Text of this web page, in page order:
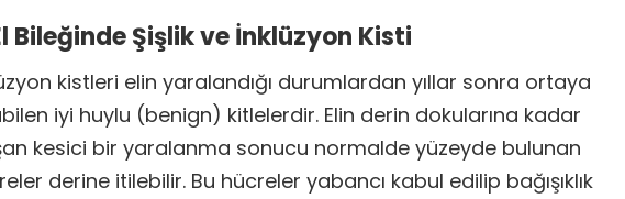
Bileğinde Şişlik ve İnklüzyon Kisti
kistleri elin yaralandığı durumlardan yıllar sonra ortaya
iyi huylu (benign) kitlelerdir. Elin derin dokularına kadar
kesici bir yaralanma sonucu normalde yüzeyde bulunan
derine itilebilir. Bu hücreler yabancı kabul edilip bağışıklık